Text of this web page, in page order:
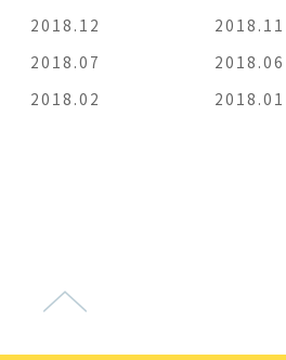
2018.12 2018.11
2018.07 2018.06
2018.02 2018.01